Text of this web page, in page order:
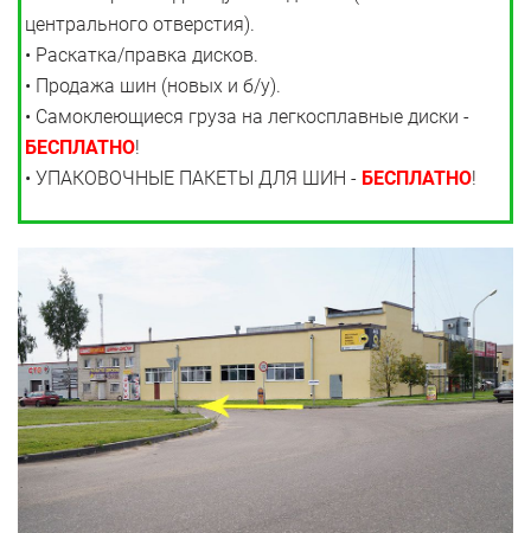
центрального отверстия).
• Раскатка/правка дисков.
• Продажа шин (новых и б/у).
• Самоклеющиеся груза на легкосплавные диски -
БЕСПЛАТНО!
• УПАКОВОЧНЫЕ ПАКЕТЫ ДЛЯ ШИН - БЕСПЛАТНО!